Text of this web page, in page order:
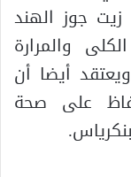
جوز الهند
والمرارة
أيضا أن
على صحة